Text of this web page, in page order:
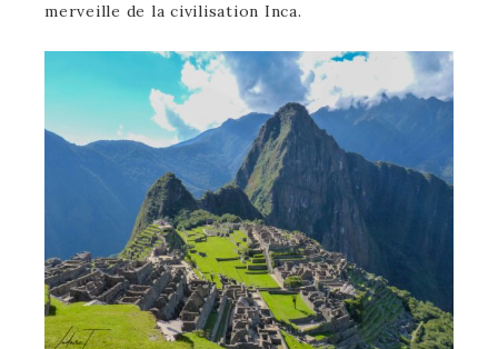
merveille de la civilisation Inca.